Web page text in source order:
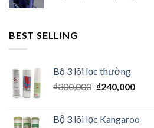
BEST SELLING
Bô 3 lõi lọc thường
₫300,000 ₫240,000
Bộ 3 lõi lọc Kangaroo